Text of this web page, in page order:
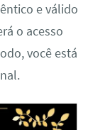
e válido
o acesso
você está